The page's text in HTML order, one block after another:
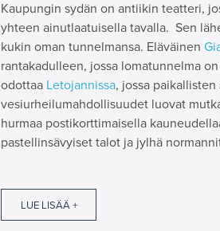
Kaupungin sydän on antiikin teatteri,
yhteen ainutlaatuisella tavalla. Sen
kukin oman tunnelmansa. Eläväinen
rantakadulleen, jossa lomatunnelma
odottaa Letojannissa, jossa
vesiurheilumahdollisuudet luovat
hurmaa postikorttimaisella
pastellinsävyiset talot ja jylhä
LUE LISÄÄ +